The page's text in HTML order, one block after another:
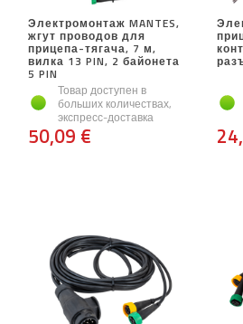
Электромонтаж MANTES,
жгут проводов для
прицепа-тягача, 7 м,
вилка 13 PIN, 2 байонета
5 PIN
Товар доступен в
больших количествах,
экспресс-доставка
50,09 €